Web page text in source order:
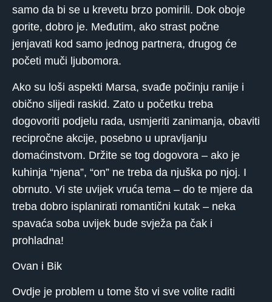
samo da bi se u krevetu brzo pomirili. Dok oboje
gorite, dobro je. Međutim, ako strast počne
jenjavati kod samo jednog partnera, drugog će
početi muči ljubomora.
Ako su loši aspekti Marsa, svađe počinju ranije i
obično slijedi raskid. Zato u početku treba
dogovoriti podjelu rada, usmjeriti zanimanja, obaviti
recipročne akcije, posebno u upravljanju
domaćinstvom. Držite se tog dogovora – ako je
kuhinja “njena”, “on” ne treba da njuška po njoj. I
obrnuto. Vi ste uvijek vruća tema – do te mjere da
treba dobro isplanirati romantični kutak – neka
spavaća soba uvijek bude svježa pa čak i
prohladna!
Ovan i Bik
Ovdje je problem u tome što vi sve volite raditi